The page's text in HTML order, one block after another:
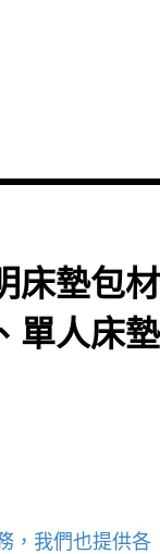
床墊包材
單人床墊
，我們也提供各